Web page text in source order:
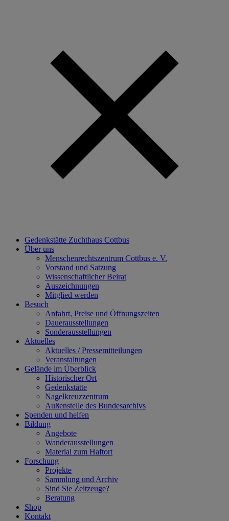
Gedenkstätte Zuchthaus Cottbus
Über uns
Menschenrechtszentrum Cottbus e. V.
Vorstand und Satzung
Wissenschaftlicher Beirat
Auszeichnungen
Mitglied werden
Besuch
Anfahrt, Preise und Öffnungszeiten
Dauerausstellungen
Sonderausstellungen
Aktuelles
Aktuelles / Pressemitteilungen
Veranstaltungen
Gelände im Überblick
Historischer Ort
Gedenkstätte
Nagelkreuzzentrum
Außenstelle des Bundesarchivs
Spenden und helfen
Bildung
Angebote
Wanderausstellungen
Material zum Haftort
Forschung
Projekte
Sammlung und Archiv
Sind Sie Zeitzeuge?
Beratung
Shop
Kontakt